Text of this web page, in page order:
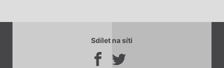
Sdílet na síti